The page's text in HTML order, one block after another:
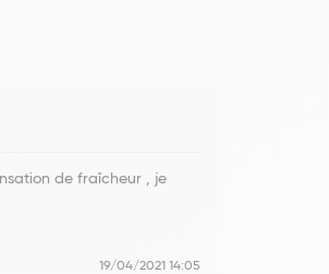
de fraîcheur , je
19/04/2021 14:05